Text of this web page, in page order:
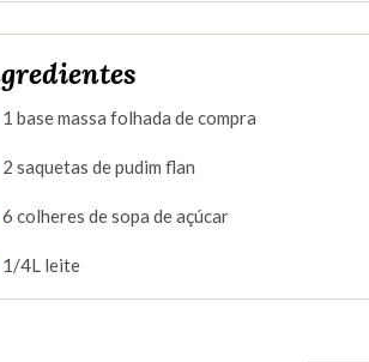
1 base massa folhada de compra
2 saquetas de pudim flan
6 colheres de sopa de açúcar
1/4L leite